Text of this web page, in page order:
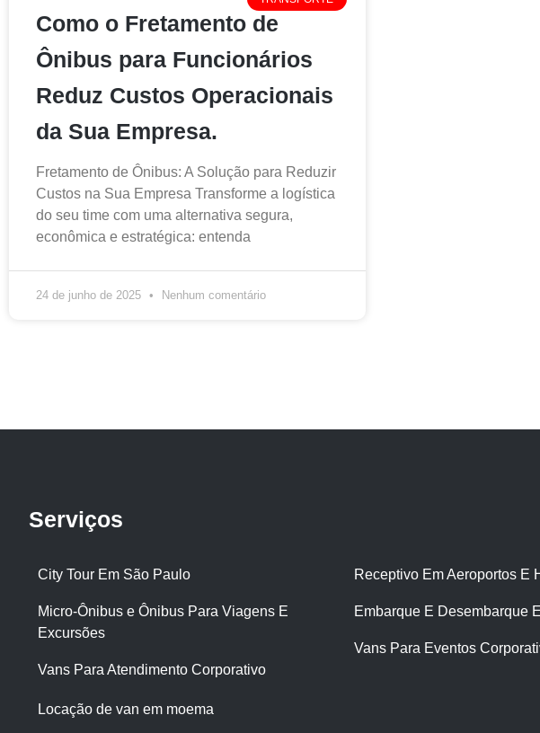
Como o Fretamento de
Ônibus para Funcionários
Reduz Custos Operacionais
da Sua Empresa.
Fretamento de Ônibus: A Solução para Reduzir
Custos na Sua Empresa Transforme a logística
do seu time com uma alternativa segura,
econômica e estratégica: entenda
24 de junho de 2025 Nenhum comentário
Serviços
City Tour Em São Paulo
Micro-Ônibus e Ônibus Para Viagens E
Excursões
Vans Para Atendimento Corporativo
Receptivo Em Aeroportos E
Embarque E Desembarque
Vans Para Eventos
Locação de van em moema